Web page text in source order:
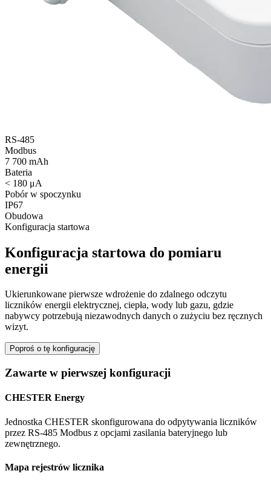
RS‑485
Modbus
7 700 mAh
Bateria
< 180 μA
Pobór w spoczynku
IP67
Obudowa
Konfiguracja startowa
Konfiguracja startowa do pomiaru
energii
Ukierunkowane pierwsze wdrożenie do zdalnego odczytu
liczników energii elektrycznej, ciepła, wody lub gazu, gdzie
nabywcy potrzebują niezawodnych danych o zużyciu bez ręcznych
wizyt.
Poproś o tę konfigurację
Zawarte w pierwszej konfiguracji
CHESTER Energy
Jednostka CHESTER skonfigurowana do odpytywania liczników
przez RS-485 Modbus z opcjami zasilania bateryjnego lub
zewnętrznego.
Mapa rejestrów licznika